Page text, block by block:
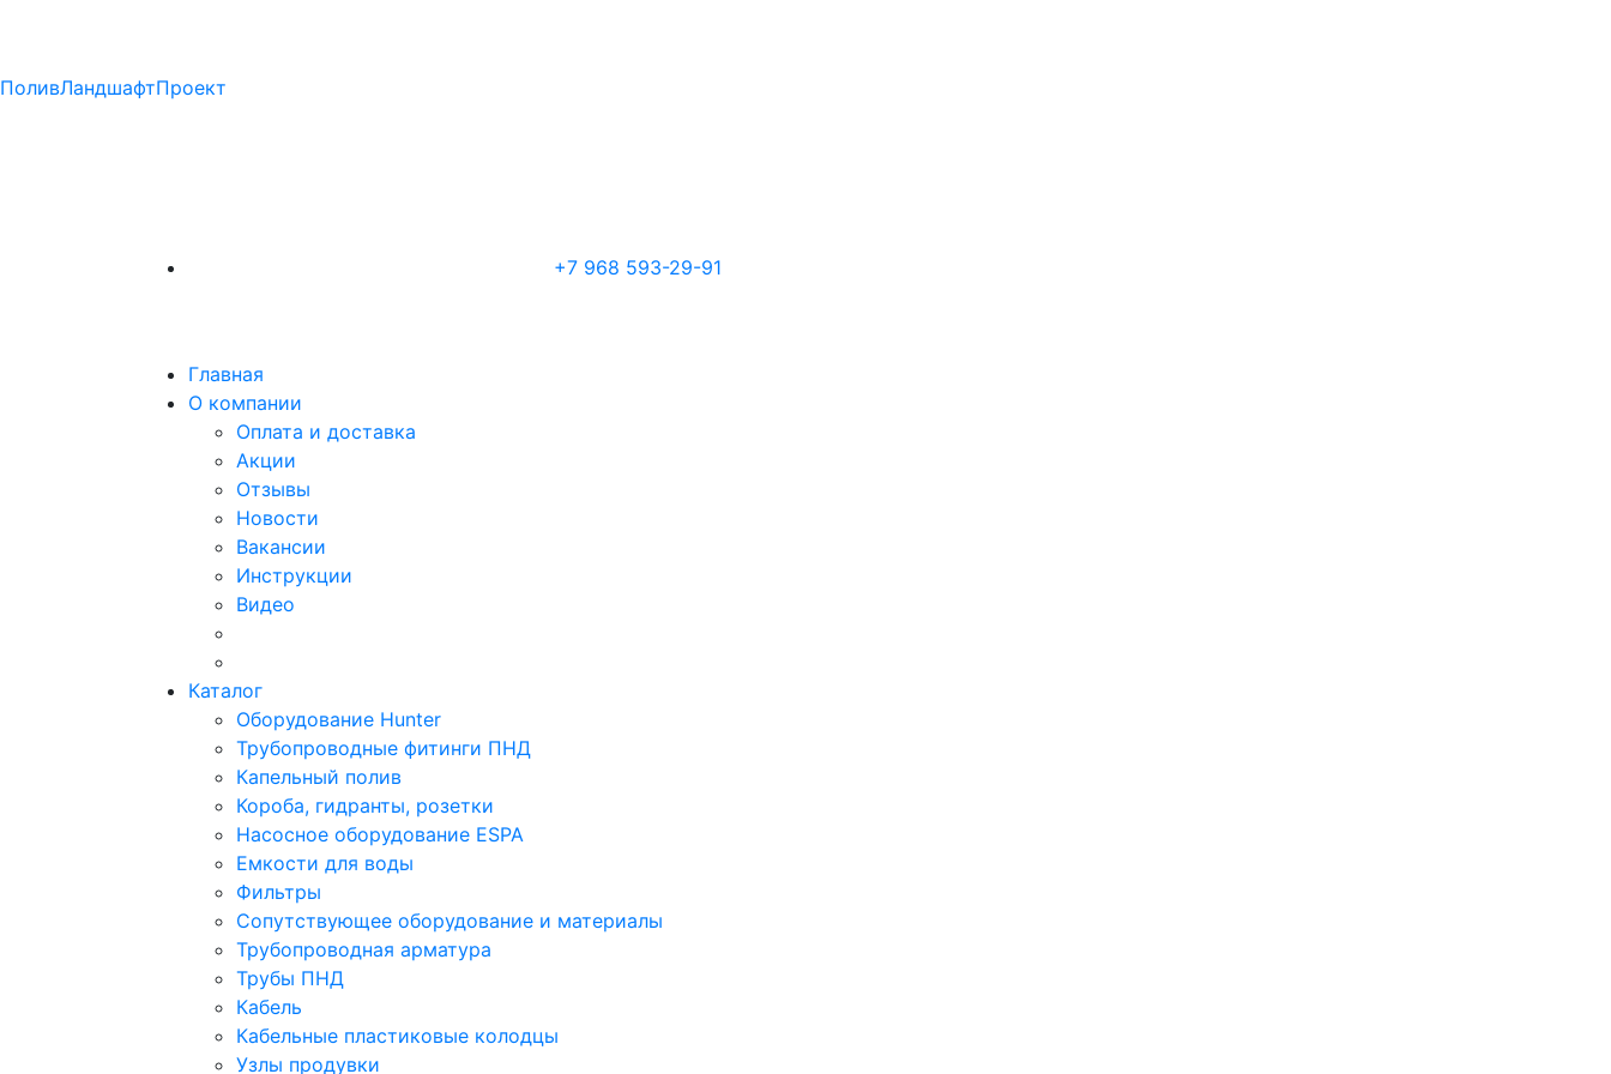
ПоливЛандшафтПроект
+7 968 593-29-91
Главная
О компании
Оплата и доставка
Акции
Отзывы
Новости
Вакансии
Инструкции
Видео
Каталог
Оборудование Hunter
Трубопроводные фитинги ПНД
Капельный полив
Короба, гидранты, розетки
Насосное оборудование ESPA
Емкости для воды
Фильтры
Сопутствующее оборудование и материалы
Трубопроводная арматура
Трубы ПНД
Кабель
Кабельные пластиковые колодцы
Узлы продувки